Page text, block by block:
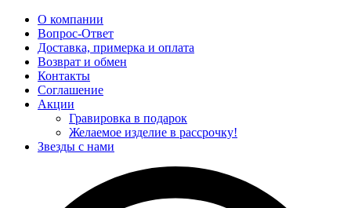
О компании
Вопрос-Ответ
Доставка, примерка и оплата
Возврат и обмен
Контакты
Соглашение
Акции
Гравировка в подарок
Желаемое изделие в рассрочку!
Звезды с нами